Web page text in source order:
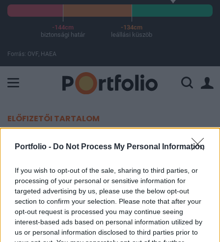
Portfolio - Do Not Process My Personal Information
If you wish to opt-out of the sale, sharing to third parties, or
processing of your personal or sensitive information for
targeted advertising by us, please use the below opt-out
section to confirm your selection. Please note that after your
opt-out request is processed you may continue seeing
interest-based ads based on personal information utilized by
us or personal information disclosed to third parties prior to
-144cm
biztonsági határ
-134cm
leállási küszöb
Forrás: OVF, HAEA
ELŐFIZETŐI TARTALOM
Vészjelzés érkezett: ijesztő
terjesztett betegség, amely
halálos is lehet
Portfolio
2024. május 31. 09:25